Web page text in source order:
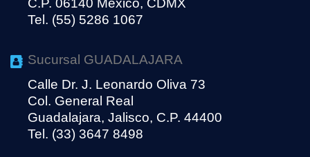
C.P. 06140 México, CDMX
Tel. (55) 5286 1067
Sucursal GUADALAJARA
Calle Dr. J. Leonardo Oliva 73
Col. General Real
Guadalajara, Jalisco, C.P. 44400
Tel. (33) 3647 8498